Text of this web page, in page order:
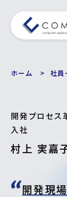
ホーム 社員
開発プロセ
入社
村上 実嘉
開発現